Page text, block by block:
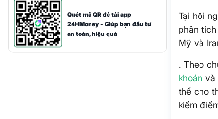
Quét mã QR để tải app
24HMoney - Giúp bạn đầu tư
an toàn, hiệu quả
Tại hội
phân
Mỹ và
. Theo
khoán và
thế cho
kiếm